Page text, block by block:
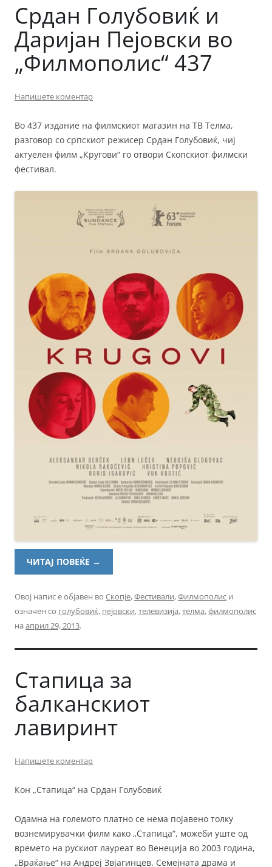
Срдан Голубовиќ и
Даријан Пејовски во
„Филмополис“ 437
Напишете коментар
Во 437 издание на филмскиот магазин на ТВ Телма,
разговор со српскиот режисер Срдан Голубовиќ, чиј
актуелен филм „Кругови“ го отвори Скопскиот филмски
фестивал.
ЧИТАЈ ПОВЕЌЕ →
Овој напис е објавен во Скопје,Фестивали,Филмополис и
означен со голубовиќ, пејовски,телевизија,телма,филмополис
на април 29, 2013.
Стапица за
балканскиот
лавиринт
Напишете коментар
Кон „Стапица“ на Срдан Голубовиќ
Одамна на големото платно се нема појавено толку
вознемирувачки филм како „Стапица“, можеби уште од
времето на рускиот лауреат во Венеција во 2003 година,
„Враќање“ на Андреј Звјагинцев. Семејната драма и